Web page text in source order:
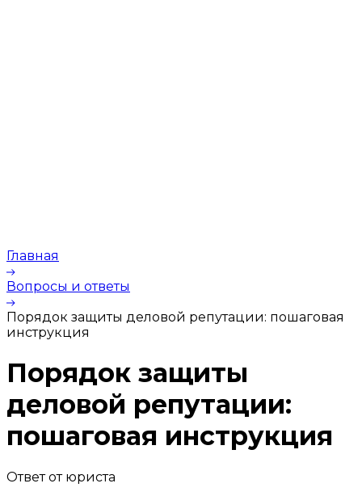
Главная
Вопросы и ответы
Порядок защиты деловой репутации: пошаговая
инструкция
Порядок защиты
деловой репутации:
пошаговая инструкция
Ответ от юриста